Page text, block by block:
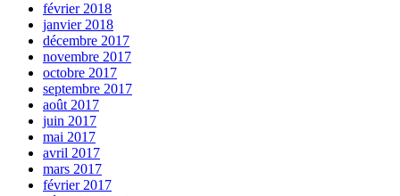
février 2018
janvier 2018
décembre 2017
novembre 2017
octobre 2017
septembre 2017
août 2017
juin 2017
mai 2017
avril 2017
mars 2017
février 2017